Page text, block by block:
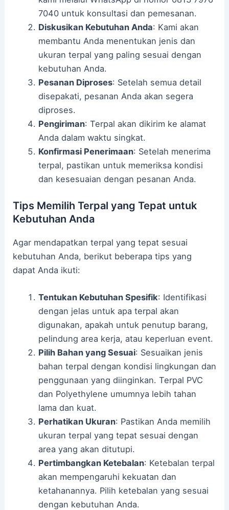
7040 untuk konsultasi dan pemesanan.
Diskusikan Kebutuhan Anda: Kami akan
membantu Anda menentukan jenis dan
ukuran terpal yang paling sesuai dengan
kebutuhan Anda.
Pesanan Diproses: Setelah semua detail
disepakati, pesanan Anda akan segera
diproses.
Pengiriman: Terpal akan dikirim ke alamat
Anda dalam waktu singkat.
Konfirmasi Penerimaan: Setelah menerima
terpal, pastikan untuk memeriksa kondisi
dan kesesuaian dengan pesanan Anda.
Tips Memilih Terpal yang Tepat untuk
Kebutuhan Anda
Agar mendapatkan terpal yang tepat sesuai
kebutuhan Anda, berikut beberapa tips yang
dapat Anda ikuti:
Tentukan Kebutuhan Spesifik: Identifikasi
dengan jelas untuk apa terpal akan
digunakan, apakah untuk penutup barang,
pelindung area kerja, atau keperluan event.
Pilih Bahan yang Sesuai: Sesuaikan jenis
bahan terpal dengan kondisi lingkungan dan
penggunaan yang diinginkan. Terpal PVC
dan Polyethylene umumnya lebih tahan
lama dan kuat.
Perhatikan Ukuran: Pastikan Anda memilih
ukuran terpal yang tepat sesuai dengan
area yang akan ditutupi.
Pertimbangkan Ketebalan: Ketebalan terpal
akan mempengaruhi kekuatan dan
ketahanannya. Pilih ketebalan yang sesuai
dengan kebutuhan Anda.